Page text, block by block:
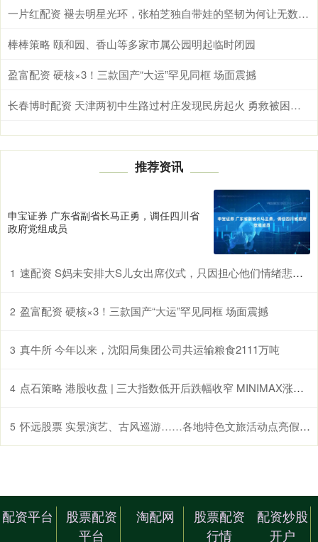
一片红配资 褪去明星光环，张柏芝独自带娃的坚韧为何让无数妈妈共情
棒棒策略 颐和园、香山等多家市属公园明起临时闭园
盈富配资 硬核×3！三款国产“大运”罕见同框 场面震撼
长春博时配资 天津两初中生路过村庄发现民房起火 勇救被困老人
推荐资讯
申宝证券 广东省副省长马正勇，调任四川省
政府党组成员
1 速配资 S妈未安排大S儿女出席仪式，只因担心他们情绪悲痛，太用心了
2 盈富配资 硬核×3！三款国产“大运”罕见同框 场面震撼
3 真牛所 今年以来，沈阳局集团公司共运输粮食2111万吨
4 点石策略 港股收盘 | 三大指数低开后跌幅收窄 MINIMAX涨超20%领跑AI应用股
5 怀远股票 实景演艺、古风巡游……各地特色文旅活动点亮假期生活
配资平台
股票配资
平台
淘配网
股票配资
行情
配资炒股
开户